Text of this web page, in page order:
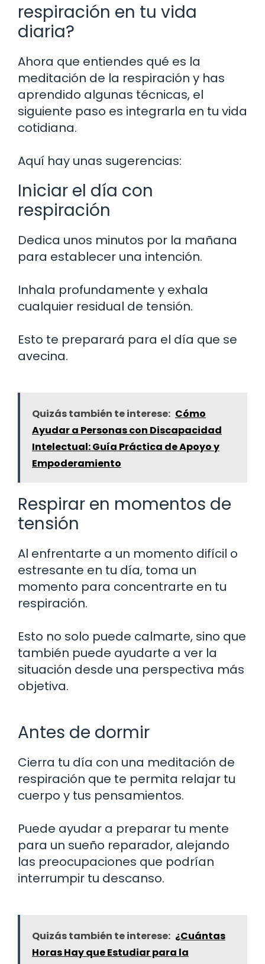
respiración en tu vida
diaria?
Ahora que entiendes qué es la
meditación de la respiración y has
aprendido algunas técnicas, el
siguiente paso es integrarla en tu vida
cotidiana.
Aquí hay unas sugerencias:
Iniciar el día con
respiración
Dedica unos minutos por la mañana
para establecer una intención.
Inhala profundamente y exhala
cualquier residual de tensión.
Esto te preparará para el día que se
avecina.
Quizás también te interese: Cómo
Ayudar a Personas con Discapacidad
Intelectual: Guía Práctica de Apoyo y
Empoderamiento
Respirar en momentos de
tensión
Al enfrentarte a un momento difícil o
estresante en tu día, toma un
momento para concentrarte en tu
respiración.
Esto no solo puede calmarte, sino que
también puede ayudarte a ver la
situación desde una perspectiva más
objetiva.
Antes de dormir
Cierra tu día con una meditación de
respiración que te permita relajar tu
cuerpo y tus pensamientos.
Puede ayudar a preparar tu mente
para un sueño reparador, alejando
las preocupaciones que podrían
interrumpir tu descanso.
Quizás también te interese: ¿Cuántas
Horas Hay que Estudiar para la